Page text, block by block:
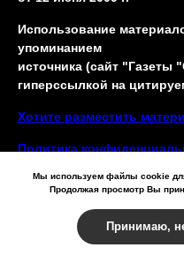
Использование
упоминанием
источника (сайт "Газеты
гиперссылкой на
Хотите разместить
Политика
Мы используем файлы cookie
Продолжая просмотр Вы
Принимаю,